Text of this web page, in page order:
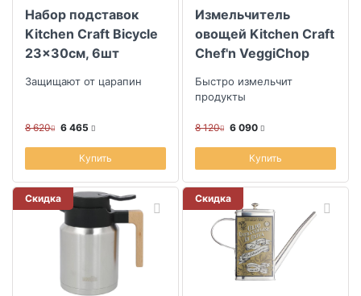
Набор подставок
Kitchen Craft Bicycle
23x30см, 6шт
Защищают от царапин
8 620 6 465
Купить
Измельчитель
овощей Kitchen Craft
Chef'n VeggiChop
Быстро измельчит
продукты
8 120 6 090
Купить
Скидка Скидка